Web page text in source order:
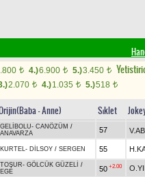
t 4.)6.900 t 5.)3.450 t
2.070 t 4.)1.035 t 5.)518 t
- Anne) Sıklet
GELİBOLU- CANÖZÜM /
ANAVARZA
57
KURTEL- DİLSOY / SERGEN 55
TOŞUR- GÖLCÜK GÜZELİ /
EGE
50 +2.00